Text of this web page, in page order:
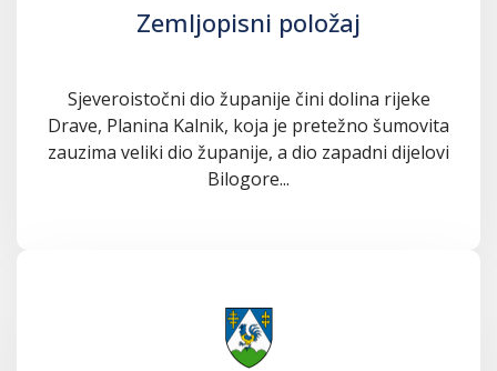
Zemljopisni položaj
Sjeveroistočni dio županije čini dolina rijeke
Drave, Planina Kalnik, koja je pretežno šumovita
zauzima veliki dio županije, a dio zapadni dijelovi
Bilogore...